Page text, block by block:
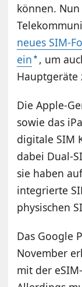
können.
neues SIM-
ein , um
Hauptgeräte
Die Apple-
sowie das
digitale SIM
dabei Dual-
sie haben
integrierte
physischen
Das Google
November
mit der